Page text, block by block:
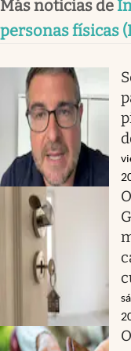
Más noticias de
personas físicas